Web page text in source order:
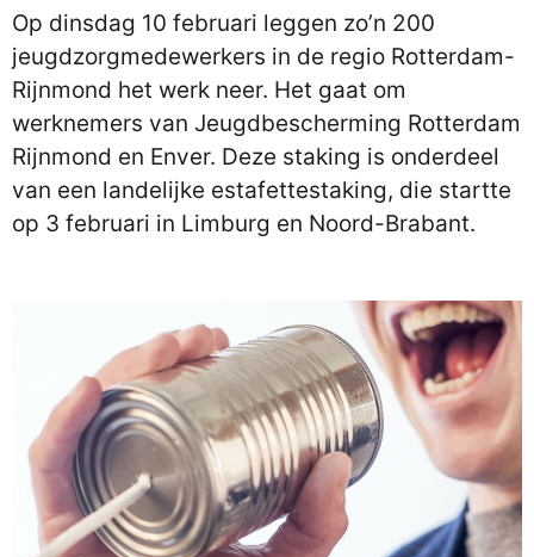
Op dinsdag 10 februari leggen zo’n 200
jeugdzorgmedewerkers in de regio Rotterdam-
Rijnmond het werk neer. Het gaat om
werknemers van Jeugdbescherming Rotterdam
Rijnmond en Enver. Deze staking is onderdeel
van een landelijke estafettestaking, die startte
op 3 februari in Limburg en Noord-Brabant.